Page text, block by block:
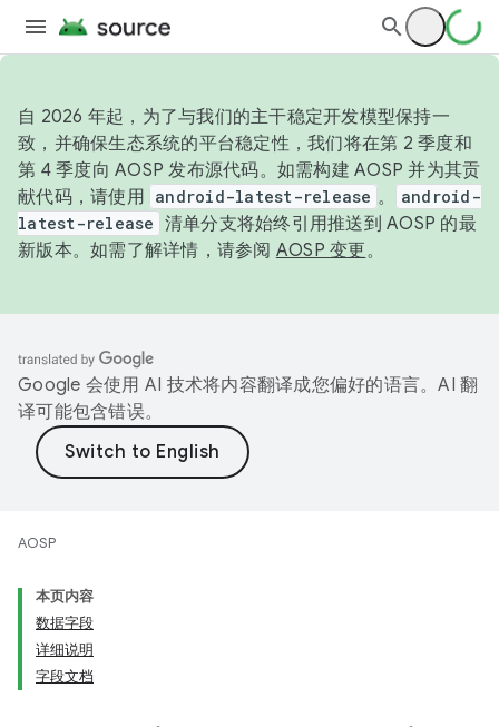
自 2026 年起，为了与我们的主干稳定开发模型保持一
致，并确保生态系统的平台稳定性，我们将在第 2 季度和
第 4 季度向 AOSP 发布源代码。如需构建 AOSP 并为其贡
献代码，请使用 android-latest-release 。
android-
latest-release 清单分支将始终引用推送到 AOSP 的最
新版本。如需了解详情，请参阅 AOSP 变更。
Google 会使用 AI 技术将内容翻译成您偏好的语言。AI 翻
译可能包含错误。
AOSP
本页内容
数据字段
详细说明
字段文档